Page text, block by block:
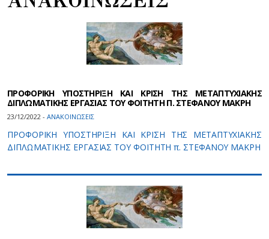
ΠΡΟΦΟΡΙΚΗ ΥΠΟΣΤΗΡΙΞΗ ΚΑΙ ΚΡΙΣΗ ΤΗΣ ΜΕΤΑΠΤΥΧΙΑΚΗΣ
ΔΙΠΛΩΜΑΤΙΚΗΣ ΕΡΓΑΣΙΑΣ ΤΟΥ ΦΟΙΤΗΤΗ Π. ΣΤΕΦΑΝΟΥ ΜΑΚΡΗ
23/12/2022 - ΑΝΑΚΟΙΝΩΣΕΙΣ
ΠΡΟΦΟΡΙΚΗ ΥΠΟΣΤΗΡΙΞΗ ΚΑΙ ΚΡΙΣΗ ΤΗΣ ΜΕΤΑΠΤΥΧΙΑΚΗΣ
ΔΙΠΛΩΜΑΤΙΚΗΣ ΕΡΓΑΣΙΑΣ ΤΟΥ ΦΟΙΤΗΤΗ π. ΣΤΕΦΑΝΟΥ ΜΑΚΡΗ